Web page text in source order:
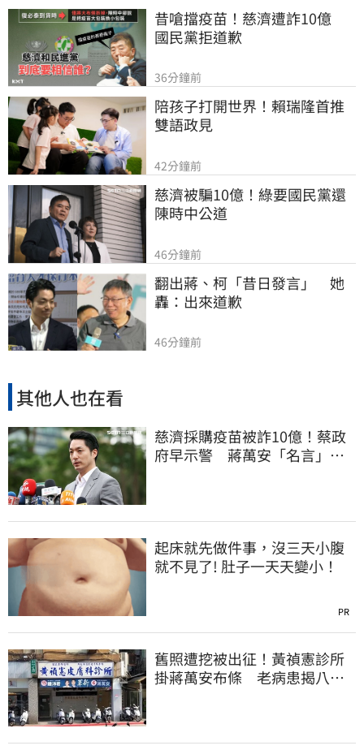
昔嗆擋疫苗！慈濟遭詐10億
國民黨拒道歉
36分鐘前
陪孩子打開世界！賴瑞隆首推
雙語政見
42分鐘前
慈濟被騙10億！綠要國民黨還
陳時中公道
46分鐘前
翻出蔣、柯「昔日發言」　她
轟：出來道歉
46分鐘前
其他人也在看
慈濟採購疫苗被詐10億！蔡政
府早示警 蔣萬安「名言」翻
起床就先做件事，沒三天小腹
就不見了! 肚子一天天變小！
PR
舊照遭挖被出征！黃禎憲診所
掛蔣萬安布條 老病患揭八仙